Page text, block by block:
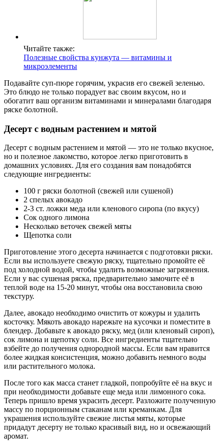
Читайте также:
Полезные свойства кунжута — витамины и
микроэлементы
Подавайте суп-пюре горячим, украсив его свежей зеленью.
Это блюдо не только порадует вас своим вкусом, но и
обогатит ваш организм витаминами и минералами благодаря
ряске болотной.
Десерт с водным растением и мятой
Десерт с водным растением и мятой — это не только вкусное,
но и полезное лакомство, которое легко приготовить в
домашних условиях. Для его создания вам понадобятся
следующие ингредиенты:
100 г ряски болотной (свежей или сушеной)
2 спелых авокадо
2-3 ст. ложки меда или кленового сиропа (по вкусу)
Сок одного лимона
Несколько веточек свежей мяты
Щепотка соли
Приготовление этого десерта начинается с подготовки ряски.
Если вы используете свежую ряску, тщательно промойте её
под холодной водой, чтобы удалить возможные загрязнения.
Если у вас сушеная ряска, предварительно замочите её в
теплой воде на 15-20 минут, чтобы она восстановила свою
текстуру.
Далее, авокадо необходимо очистить от кожуры и удалить
косточку. Мякоть авокадо нарежьте на кусочки и поместите в
блендер. Добавьте к авокадо ряску, мед (или кленовый сироп),
сок лимона и щепотку соли. Все ингредиенты тщательно
взбейте до получения однородной массы. Если вам нравится
более жидкая консистенция, можно добавить немного воды
или растительного молока.
После того как масса станет гладкой, попробуйте её на вкус и
при необходимости добавьте еще меда или лимонного сока.
Теперь пришло время украсить десерт. Разложите полученную
массу по порционным стаканам или креманкам. Для
украшения используйте свежие листья мяты, которые
придадут десерту не только красивый вид, но и освежающий
аромат.